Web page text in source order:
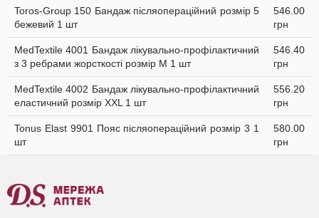
Toros-Group 150 Бандаж післяопераційний розмір 5
бежевий 1 шт
546.00
грн
MedTextile 4001 Бандаж лікувально-профілактичний
з 3 ребрами жорсткості розмір M 1 шт
546.40
грн
MedTextile 4002 Бандаж лікувально-профілактичний
еластичний розмір XXL 1 шт
556.20
грн
Tonus Elast 9901 Пояс післяопераційний розмір 3 1
шт
580.00
грн